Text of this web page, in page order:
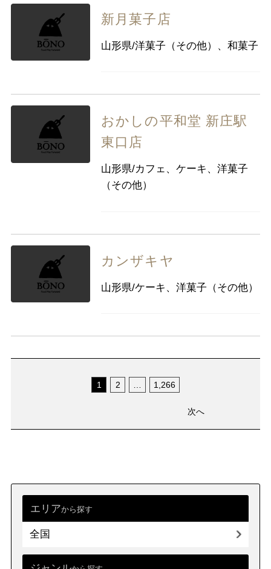
エリアから探す
全国
新月菓子店
山形県/洋菓子（その他）、和菓子
おかしの平和堂 新庄駅
東口店
山形県/カフェ、ケーキ、洋菓子
（その他）
カンザキヤ
山形県/ケーキ、洋菓子（その他）
1 2 1,266
次へ